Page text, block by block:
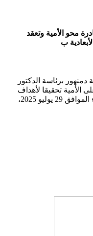
محو الأمية وتعقد
دمنهور برئاسة الدكتور
الأمية تحقيقا لأهداف
التنمية المستدامة، انطلقت اليوم الثلاثاء الموافق 29 يوليو 2025،